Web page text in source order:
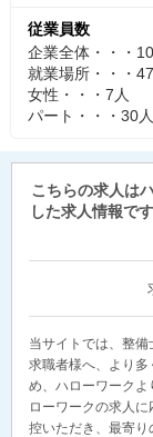
従業員数
企業全体・・・
就業場所・・・
女性・・・7人
パート・・・30人
こちらの求人は
した求人情報で
当サイトでは、整
求職者様へ、より
め、ハローワーク
ローワークの求人
控いただき、最寄り